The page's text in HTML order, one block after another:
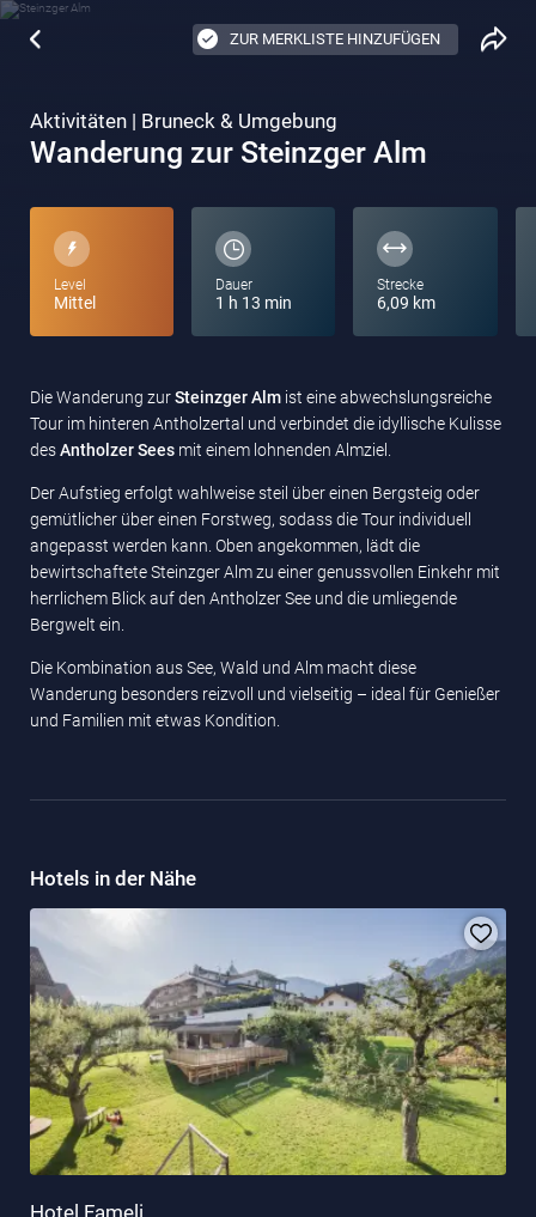
ZUR MERKLISTE HINZUFÜGEN
Aktivitäten | Bruneck & Umgebung
Wanderung zur Steinzger Alm
Level
Mittel
Dauer
1 h 13 min
Strecke
6,09 km
Die Wanderung zurSteinzger Alm ist eine abwechslungsreiche
Tour im hinteren Antholzertal und verbindet die idyllische Kulisse
desAntholzer Sees mit einem lohnenden Almziel.
Der Aufstieg erfolgt wahlweise steil über einen Bergsteig oder
gemütlicher über einen Forstweg, sodass die Tour individuell
angepasst werden kann. Oben angekommen, lädt die
bewirtschaftete Steinzger Alm zu einer genussvollen Einkehr mit
herrlichem Blick auf den Antholzer See und die umliegende
Bergwelt ein.
Die Kombination aus See, Wald und Alm macht diese
Wanderung besonders reizvoll und vielseitig – ideal für Genießer
und Familien mit etwas Kondition.
Hotels in der Nähe
Hotel Fameli